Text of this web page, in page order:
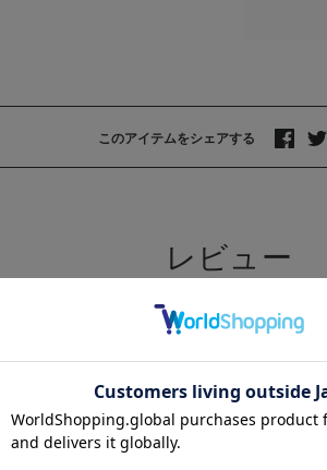
このアイテムをシェアする >
レビュー
レビューを書く 質問する
お気に入り商品を確認する